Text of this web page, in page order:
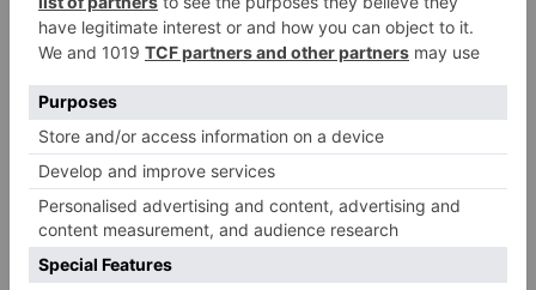
partir de las 11:30 horas y estará ubicado junto a
las Veguillas, en las inmediaciones del
restaurante y también en dirección a la Cartuja.
Cartuja de Miraflores parral
Programacion